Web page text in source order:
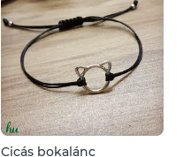
Cicás bokalánc